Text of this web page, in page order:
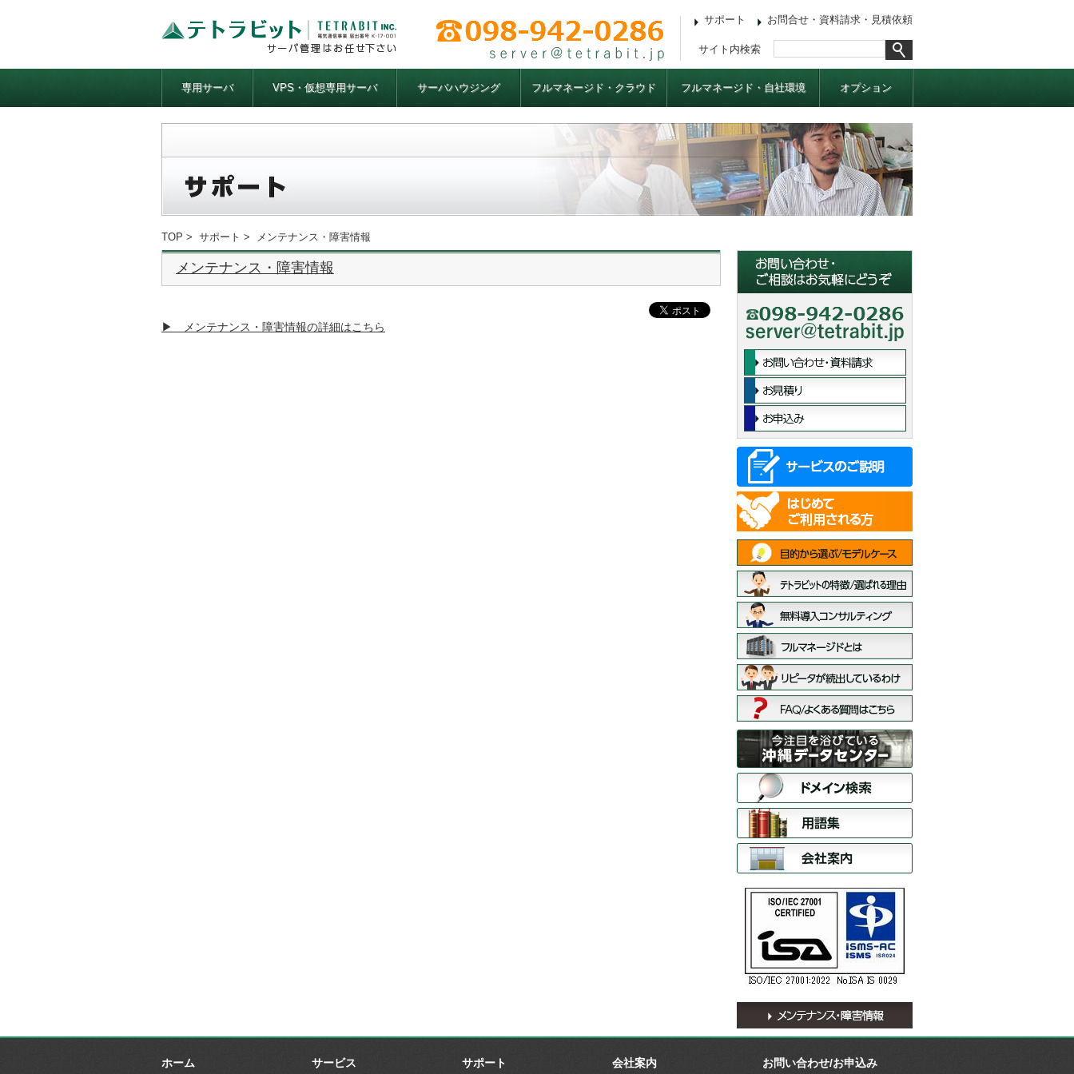
サポート お問合せ・資料請求・見積依頼
専用サーバ VPS・仮想専用サーバ サーバハウジング フルマネージド・クラウド フルマネージド・自社環境 オプション
サイト内検索
TOP > サポート > メンテナンス・障害情報
メンテナンス・障害情報
▶ メンテナンス・障害情報の詳細はこちら
ホーム サービス サポート 会社案内 お問い合わせ/お申込み